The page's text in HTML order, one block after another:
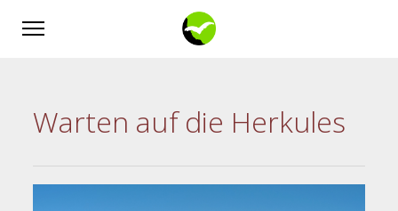
Warten auf die Herkules